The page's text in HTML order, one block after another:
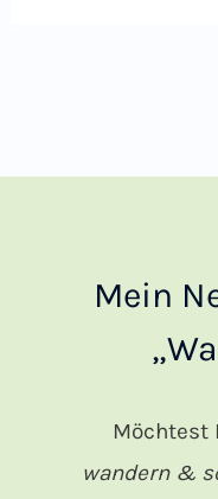
Mein
Möchtest
wandern &